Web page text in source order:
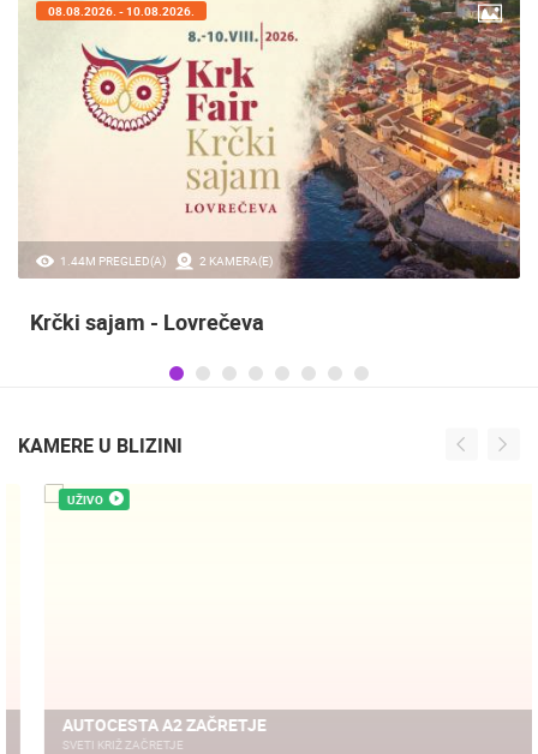
20.97K PREGLED(A) 2 KAMERA(E)
07.08.2026. - 09.08.2026.
Sinjska alka
KAMERE U BLIZINI
UŽIVO
AUTOCESTA A2 ZAČRETJE
SVETI KRIŽ ZAČRETJE